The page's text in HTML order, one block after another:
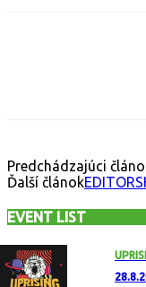
Predchádzajúci
Ďalší článok
EVENT LIST